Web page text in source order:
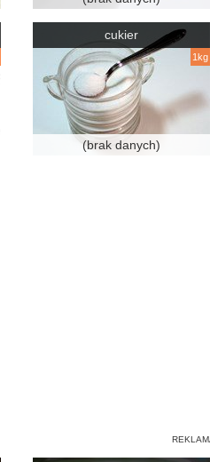
cukier
1kg
(brak danych)